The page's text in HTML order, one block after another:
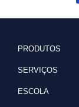
PRODUTOS
SERVIÇOS
ESCOLA